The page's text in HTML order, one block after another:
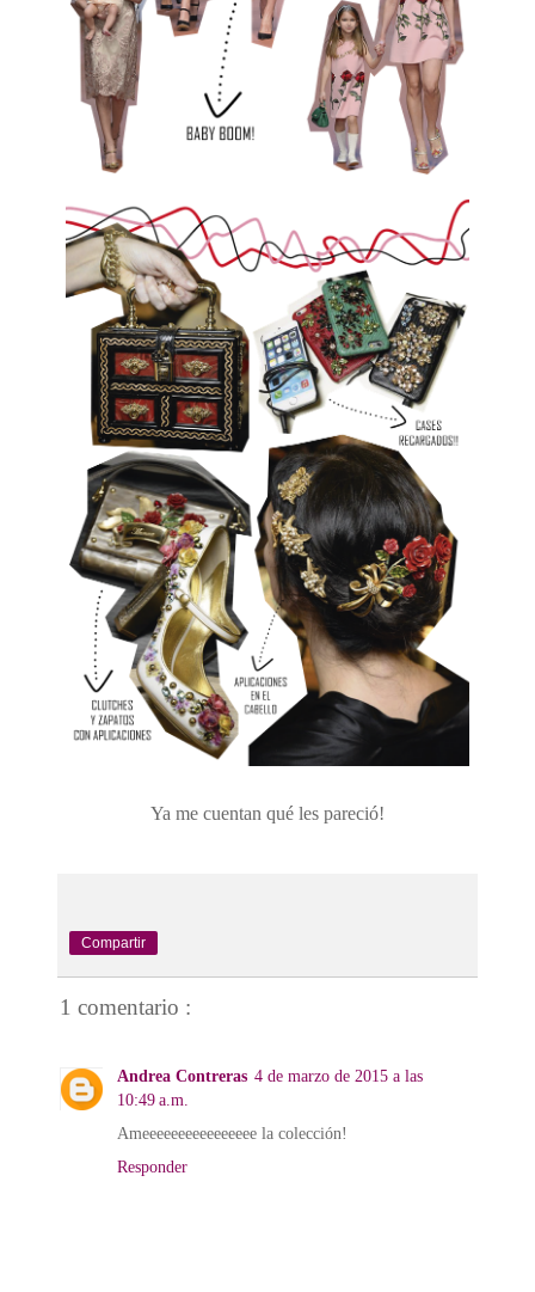
Ya me cuentan qué les pareció!
Compartir
1 comentario :
Andrea Contreras 4 de marzo de 2015 a las
10:49 a.m.
Ameeeeeeeeeeeeeeee la colección!
Responder